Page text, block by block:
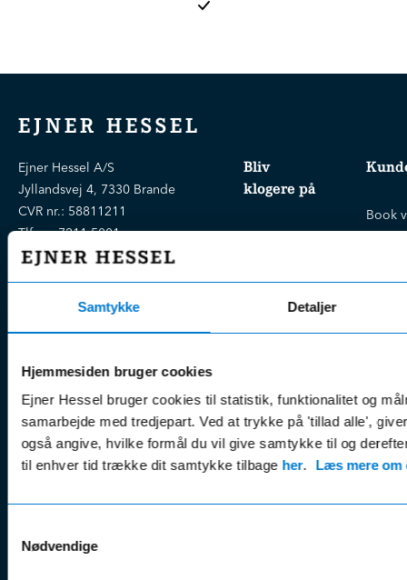
Samtykke Detaljer
Hjemmesiden bruger cookies
Ejner Hessel bruger cookies til statistik, funktionalitet og
samarbejde med tredjepart. Ved at trykke på 'tillad alle',
også angive, hvilke formål du vil give samtykke til og
til enhver tid trække dit samtykke tilbage her. Læs mere om
Nødvendige
EJNER HESSEL
Ejner Hessel A/S
Jyllandsvej 4, 7330 Brande
CVR nr.: 58811211
Tlf. nr.:7211 5001
E-mail:info@hessel.dk
Åbningstider
Sikker betaling
Bliv
klogere på
Brugte biler
serviceaftaler
& nyheder
Leasing &
finansiering
nyhedsbrevet
Book
online